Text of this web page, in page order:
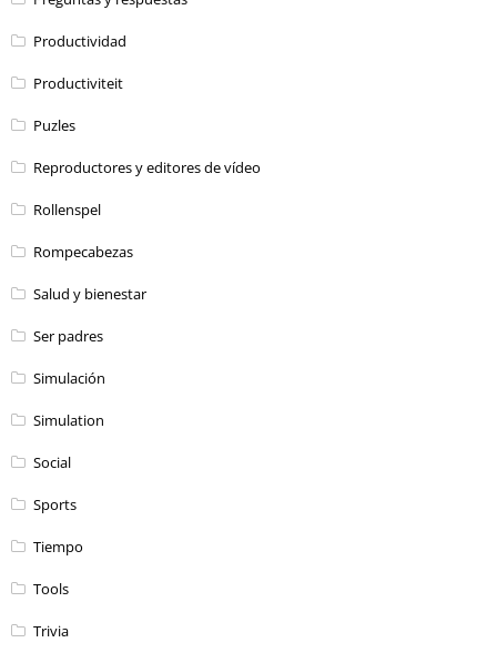
Productividad
Productiviteit
Puzles
Reproductores y editores de vídeo
Rollenspel
Rompecabezas
Salud y bienestar
Ser padres
Simulación
Simulation
Social
Sports
Tiempo
Tools
Trivia